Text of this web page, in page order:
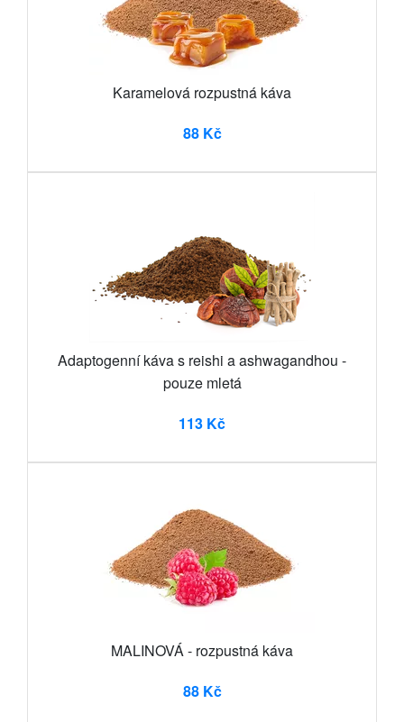
Karamelová rozpustná káva
88 Kč
Adaptogenní káva s reishi a ashwagandhou -
pouze mletá
113 Kč
MALINOVÁ - rozpustná káva
88 Kč